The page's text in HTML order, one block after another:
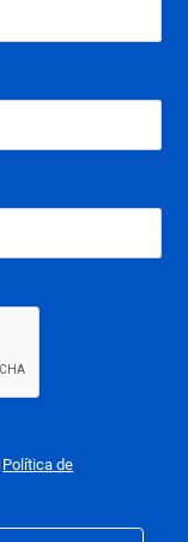
Política de